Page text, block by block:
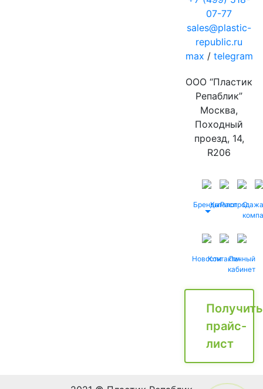
07-77
sales@plastic-
republic.ru
max / telegram
ООО “Пластик
Репаблик”
Москва,
Походный
проезд, 14,
R206
БрендыКаталог
Распродажа
О
НовостиКонтактыЛичный
кабинет
Получить
прайс-
лист